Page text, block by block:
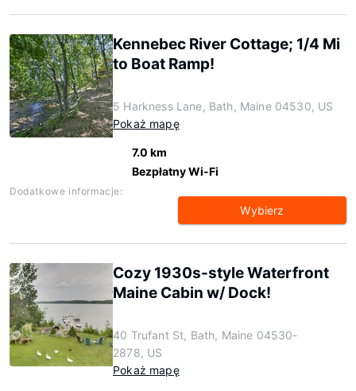
Kennebec River Cottage; 1/4 Mi
to Boat Ramp!
5 Harkness Lane, Bath, Maine 04530, US
Pokaż mapę
7.0 km
Bezpłatny Wi-Fi
Dodatkowe informacje:
Wybierz
Cozy 1930s-style Waterfront
Maine Cabin w/ Dock!
40 Trufant St, Bath, Maine 04530-
2878, US
Pokaż mapę